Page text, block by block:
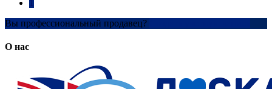
Вы профессиональный продавец?
О нас